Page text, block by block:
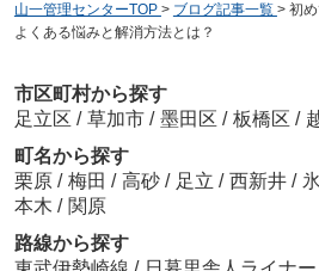
山一管理センターTOP > ブログ記事一覧 > 初
よくある悩みと解消方法とは？
市区町村から探す
足立区 / 草加市 / 墨田区 / 板橋区 /
町名から探す
栗原 / 梅田 / 高砂 / 足立 / 西新井 /
本木 / 関原
路線から探す